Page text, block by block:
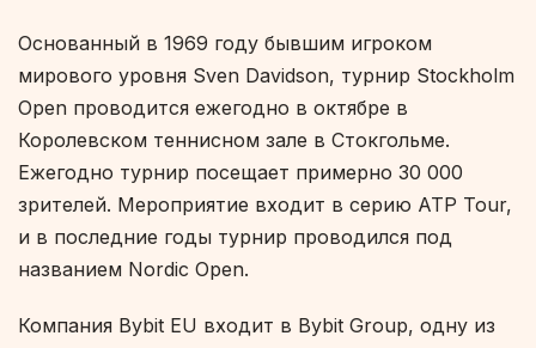
Основанный в 1969 году бывшим игроком
мирового уровня Sven Davidson, турнир Stockholm
Open проводится ежегодно в октябре в
Королевском теннисном зале в Стокгольме.
Ежегодно турнир посещает примерно 30 000
зрителей. Мероприятие входит в серию ATP Tour,
и в последние годы турнир проводился под
названием Nordic Open.
Компания Bybit EU входит в Bybit Group, одну из